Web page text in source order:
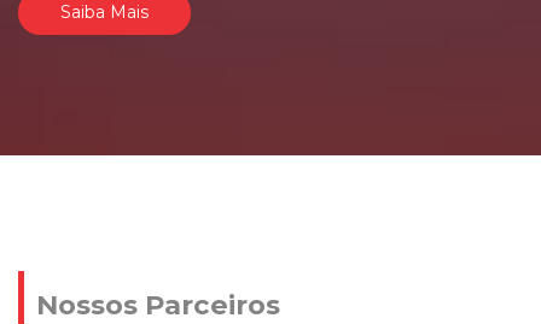
Saiba Mais
Nossos Parceiros